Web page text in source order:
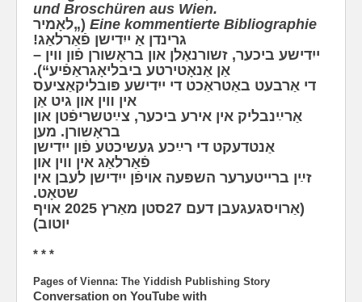
und Broschüren aus Wien.
Eine kommentierte Bibliographie („לאָמיר
גרינדן אַ ייִדישן פֿאַרלאַג!
ייִדישע ביכער, זשורנאַלן און בראָשורן פֿון װין –
אַן אַ‫נאָטירטע ביבליאָגראַפֿיע“).
די אַרבעט באַטראַכט די ייִדישע פּובליקאַציעס
אין װין און גיט אַן
אַרײַנבליק אין אירע ביכער, צײַטשריפֿטן און
בראָשורן. מען
אַנטדעקט די רײַכע געשיכטע פֿון ייִדישן
פֿאַרלאַג אין װין און
זײַן ברייטערער השפּעה אויפֿן ייִדישן לעבן אין
שטאָט.
(אַרויסגעגעבן דעם 27סטן מאַרץ 2025 אויף
יוטוב)
* * *
Pages of Vienna: The Yiddish Publishing Story
Conversation on YouTube with